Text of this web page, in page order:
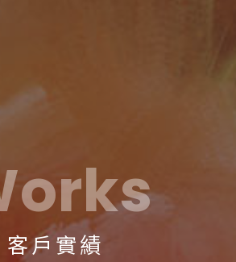
客戶實績